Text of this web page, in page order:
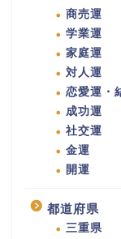
商売運
学業運
家庭運
対人運
恋愛運・
成功運
社交運
金運
開運
都道府県
三重県